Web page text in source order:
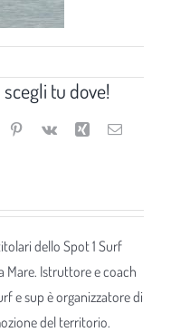
tu dove!
Pinterest
Vk Xing Email
dello Spot 1 Surf
Mare. Istruttore e coach
e sup è organizzatore di
del territorio.